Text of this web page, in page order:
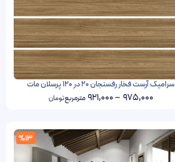
سرامیک آرست فخار رفسنجان 20 در 120 پرسلان مات
975,000
–
921,000 مترمربعتومان
%13